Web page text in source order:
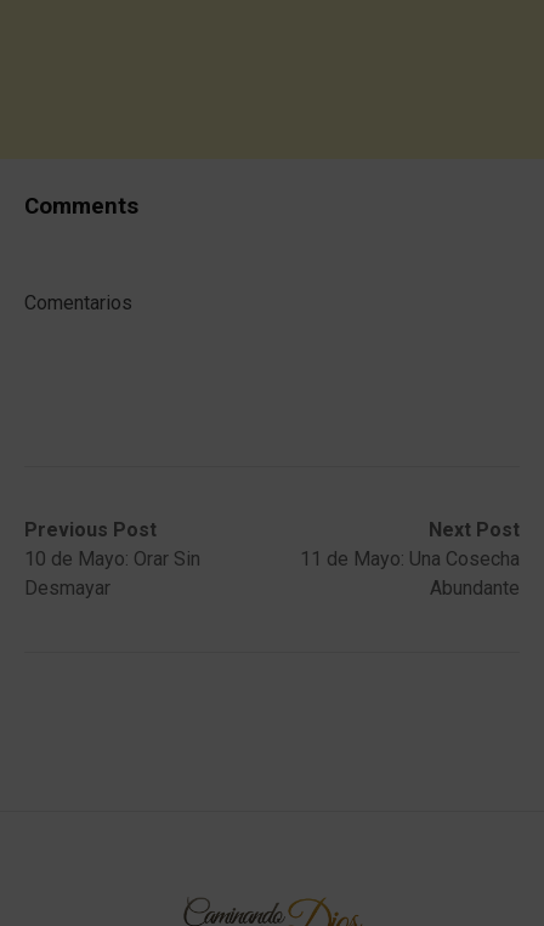
Comments
Comentarios
Post
navigation
Previous Post
Previous
post:10 de Mayo: Orar Sin
Desmayar
Next Post
Next
post:
11 de Mayo: Una Cosecha
Abundante